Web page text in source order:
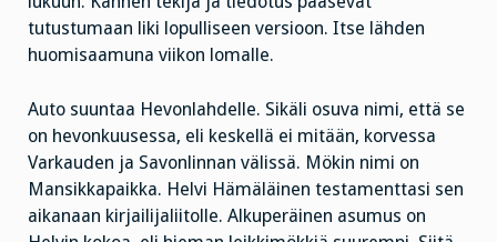
tutustumaan liki lopulliseen versioon. Itse lähden
huomisaamuna viikon lomalle.
Auto suuntaa Hevonlahdelle. Sikäli osuva nimi, että se
on hevonkuusessa, eli keskellä ei mitään, korvessa
Varkauden ja Savonlinnan välissä. Mökin nimi on
Mansikkapaikka. Helvi Hämäläinen testamenttasi sen
aikanaan kirjailijaliitolle. Alkuperäinen asumus on